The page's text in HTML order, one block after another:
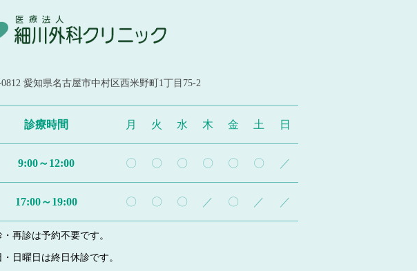
愛知県名古屋市中村区西米野町1丁目75-2
診療時間 月 火 水 木 金 土 日
9:00～12:00 〇 〇 〇 〇 〇 〇 ／
17:00～19:00 〇 〇 〇 ／ 〇 ／ ／
再診は予約不要です。
日曜日は終日休診です。